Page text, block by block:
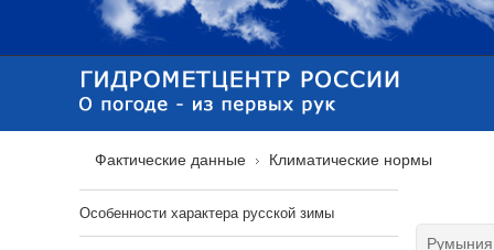
Фактические данные Климатические нормы
Особенности характера русской зимы